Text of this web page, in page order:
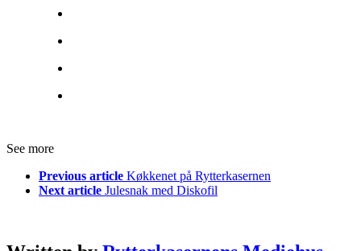
See more
Previous article Køkkenet på Rytterkasernen
Next article Julesnak med Diskofil